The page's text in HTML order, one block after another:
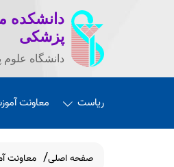
دانشکده
پزشکی
دانشگاه
ریاست معاونت
صفحه اصلی معاونت